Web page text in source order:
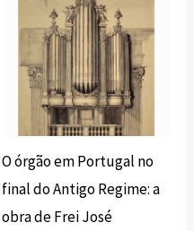
O órgão em Portugal no
final do Antigo Regime: a
obra de Frei José